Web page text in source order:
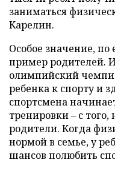
заниматься
Карелин.
Особое значение,
пример родителей.
олимпийский
ребенка к спорту и
спортсмена
тренировки – с
родители. Когда
нормой в семье, у
шансов полюбить